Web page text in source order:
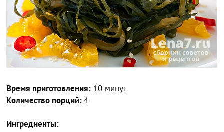
Время приготовления: 10 минут
Количество порций:4
Ингредиенты: